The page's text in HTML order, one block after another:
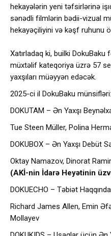
hekayələrin yeni təfsirlərinə
sənədli filmlərin bədii-vizual
hekayəçiliyini və kəşf ruhunu
Xatırladaq ki, builki
müxtəlif kateqoriya üzrə 57
yaxşıları müəyyən edəcək.
2025-ci il DokuBaku münsifləri:
DOKUTAM – Ən Yaxşı
Tue Steen Müller, Polina
DOKUBOX – Ən Yaxşı Debüt
Oktay Namazov, Dinorat
(AKİ-nin İdarə Heyətinin
DOKUECHO – Təbiət
Richard James Allen, Emin
Mollayev